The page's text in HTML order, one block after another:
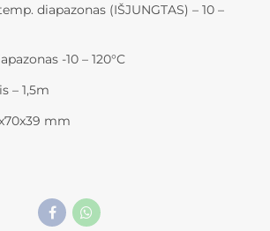
diapazonas (IŠJUNGTAS) – 10 –
-10 – 120°C
– 1,5m
mm